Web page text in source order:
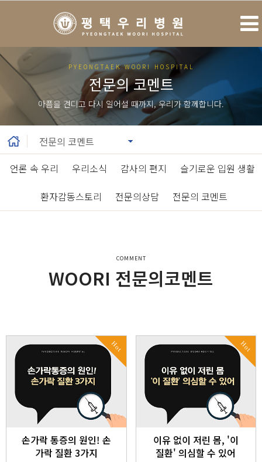
PYEONGTAEK WOORI HOSPITAL
전문의 코멘트
아픔을 견디고 다시 일어설 때까지, 우리가 함께합니다.
언론 속 우리 우리소식 감사의 편지 슬기로운 입원 생활
환자감동스토리
전문의상담 전문의 코멘트
COMMENT
WOORI 전문의코멘트
Hot
손가락 통증의 원인! 손
가락 질환 3가지
Hot
이유 없이 저린 몸, '이
질환' 의심할 수 있어